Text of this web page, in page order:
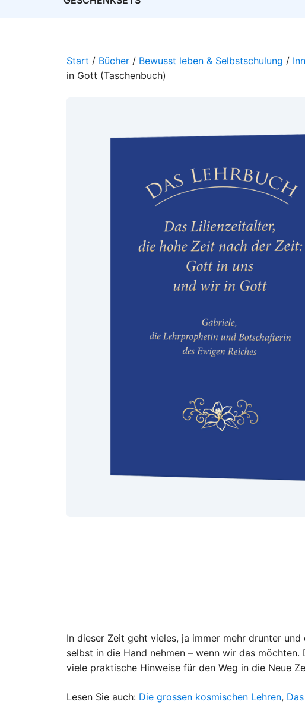
Start / Bücher / Bewusst leben & Selbstschulung /
in Gott (Taschenbuch)
In dieser Zeit geht vieles, ja immer mehr drunter
selbst in die Hand nehmen – wenn wir das
viele praktische Hinweise für den Weg in die Neue
Lesen Sie auch: Die grossen kosmischen Lehren,